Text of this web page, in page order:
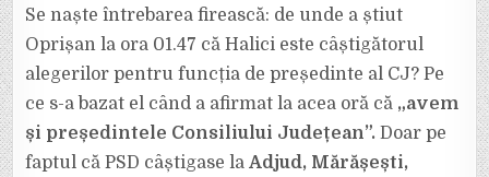
Se naște întrebarea firească: de unde a știut
Oprișan la ora 01.47 că Halici este câștigătorul
alegerilor pentru funcția de președinte al CJ? Pe
ce s-a bazat el când a afirmat la acea oră că „avem
și președintele Consiliului Județean”.Doar pe
faptul că PSD câștigase laAdjud, Mărășești,